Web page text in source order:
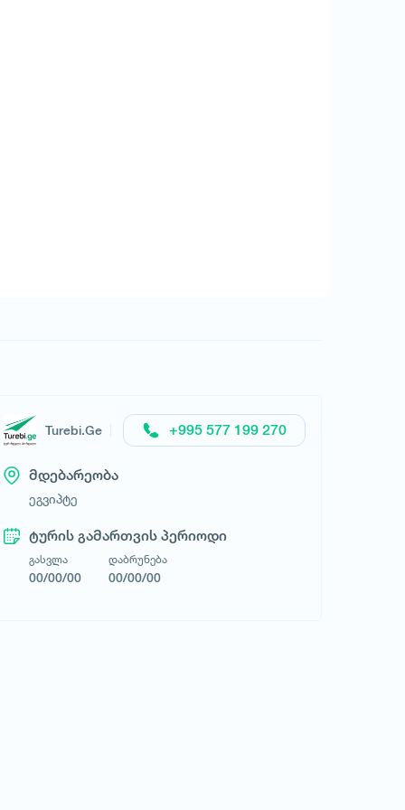
Turebi.Ge +995 577 199 270
მდებარეობა
ეგვიპტე
ტურის გამართვის პერიოდი
გასვლა
00/00/00
დაბრუნება
00/00/00